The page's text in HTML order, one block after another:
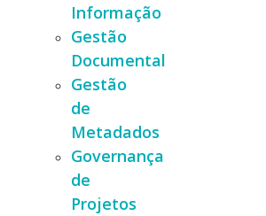
Informação
Gestão
Documental
Gestão
de
Metadados
Governança
de
Projetos